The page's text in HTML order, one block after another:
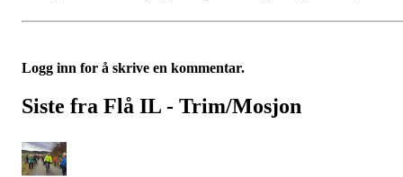
Logg inn for å skrive en kommentar.
Siste fra Flå IL - Trim/Mosjon